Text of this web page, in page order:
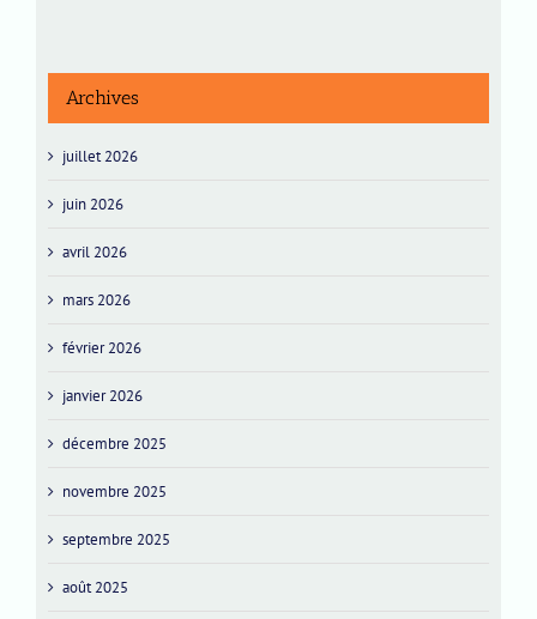
Archives
juillet 2026
juin 2026
avril 2026
mars 2026
février 2026
janvier 2026
décembre 2025
novembre 2025
septembre 2025
août 2025